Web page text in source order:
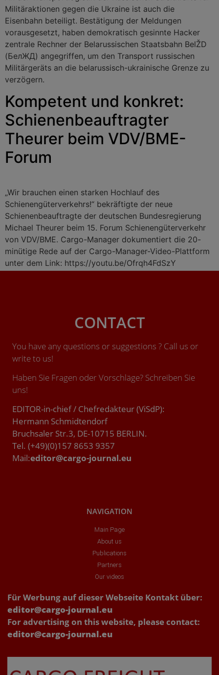
Militäraktionen gegen die Ukraine ist auch die
Eisenbahn beteiligt. Bestätigung der Meldungen
vorausgesetzt, haben demokratisch gesinnte Hacker
zentrale Rechner der Belarussischen Staatsbahn BelŽD
(БелЖД) angegriffen, um den Transport russischen
Militärgeräts an die belarussisch-ukrainische Grenze zu
verzögern.
Kompetent und konkret:
Schienenbeauftragter
Theurer beim VDV/BME-
Forum
„Wir brauchen einen starken Hochlauf des
Schienengüterverkehrs!“ bekräftigte der neue
Schienenbeauftragte der deutschen Bundesregierung
Michael Theurer beim 15. Forum Schienengüterverkehr
von VDV/BME. Cargo-Manager dokumentiert die 20-
minütige Rede auf der Cargo-Manager-Video-Plattform
unter dem Link: https://youtu.be/Ofrqh4FdSzY
CONTACT
You have any questions or suggestions ? Call us or
write to us!
Haben Sie Fragen oder Vorschläge? Schreiben Sie
uns!
EDITOR-in-chief / Chefredakteur (ViSdP):
Hermann Schmidtendorf
Bruchsaler Str.3, DE-10715 BERLIN.
Tel. (+49)(0)157 8653 9357
Mail:editor@cargo-journal.eu
NAVIGATION
Main Page
About us
Publications
Partners
Our videos
Für Werbung auf dieser Webseite Kontakt über:
editor@cargo-journal.eu
For advertising on this website, please contact:
editor@cargo-journal.eu